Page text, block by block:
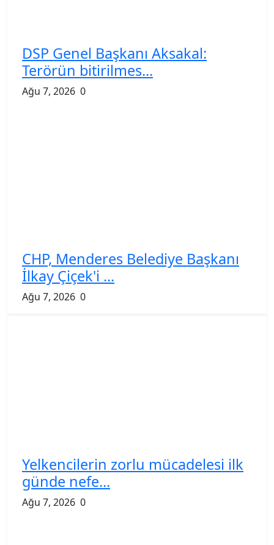
DSP Genel Başkanı Aksakal:
Terörün bitirilmes...
Ağu 7, 2026 0
CHP, Menderes Belediye Başkanı
İlkay Çiçek'i ...
Ağu 7, 2026 0
Yelkencilerin zorlu mücadelesi ilk
günde nefe...
Ağu 7, 2026 0